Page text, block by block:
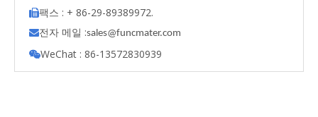
팩스 : + 86-29-89389972.
전자 메일 :sales@funcmater.com
WeChat : 86-13572830939